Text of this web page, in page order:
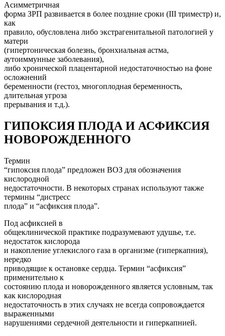
Асимметричная
форма ЗРП развивается в более поздние сроки (III триместр) и,
как
правило, обусловлена либо экстрагенитальной патологией у
матери
(гипертоническая болезнь, бронхиальная астма,
аутоиммунные заболевания),
либо хронической плацентарной недостаточностью на фоне
осложнений
беременности (гестоз, многоплодная беременность,
длительная угроза
прерывания и т.д.).
ГИПОКСИЯ ПЛОДА И АСФИКСИЯ
НОВОРОЖДЕННОГО
Термин
“гипоксия плода” предложен ВОЗ для обозначения
кислородной
недостаточности. В некоторых странах используют также
термины “дистресс
плода” и “асфиксия плода”.
Под асфиксией в
общеклинической практике подразумевают удушье, т.е.
недостаток кислорода
и накопление углекислого газа в организме (гиперкапния),
нередко
приводящие к остановке сердца. Термин “асфиксия”
применительно к
состоянию плода и новорожденного является условным, так
как кислородная
недостаточность в этих случаях не всегда сопровождается
выраженными
нарушениями сердечной деятельности и гиперкапнией.